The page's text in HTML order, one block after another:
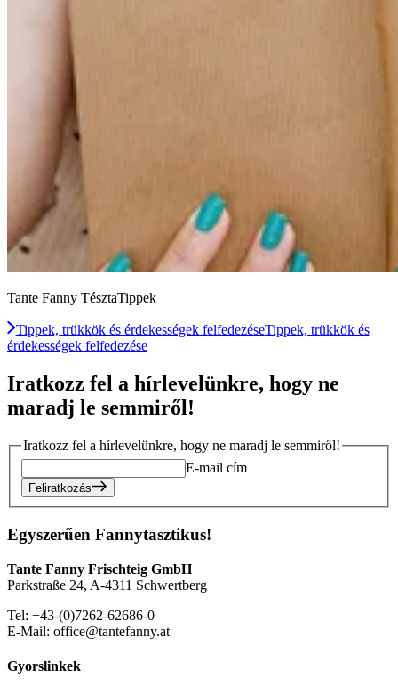
Tante Fanny TésztaTippek
Tippek, trükkök és érdekességek felfedezéseTippek, trükkök és
érdekességek felfedezése
Iratkozz fel a hírlevelünkre, hogy ne
maradj le semmiről!
Iratkozz fel a hírlevelünkre, hogy ne maradj le semmiről!
E-mail cím
Feliratkozás
Egyszerűen Fannytasztikus!
Tante Fanny Frischteig GmbH
Parkstraße 24, A-4311 Schwertberg
Tel: +43-(0)7262-62686-0
E-Mail: office@tantefanny.at
Gyorslinkek